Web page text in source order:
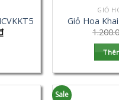
GIỎ
Giỏ Hoa
Sale